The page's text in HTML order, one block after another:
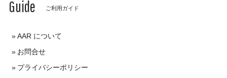
Guide ご利用ガイド
AAR について
お問合せ
プライバシーポリシー